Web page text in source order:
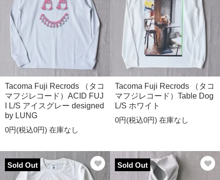
Tacoma Fuji Recrods （タコ
マフジレコード）ACID FUJ
I L/S アイスグレー designed
by LUNG
0円(税込0円) 在庫なし
Tacoma Fuji Recrods （タコ
マフジレコード）Table Dog
L/S ホワイト
0円(税込0円) 在庫なし
Sold Out Sold Out